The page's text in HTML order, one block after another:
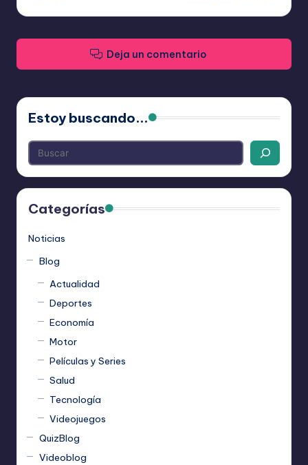
Deja un comentario
Estoy buscando...
Categorías
Noticias
Blog
Actualidad
Deportes
Economía
Motor
Películas y Series
Salud
Tecnología
Videojuegos
QuizBlog
Videoblog